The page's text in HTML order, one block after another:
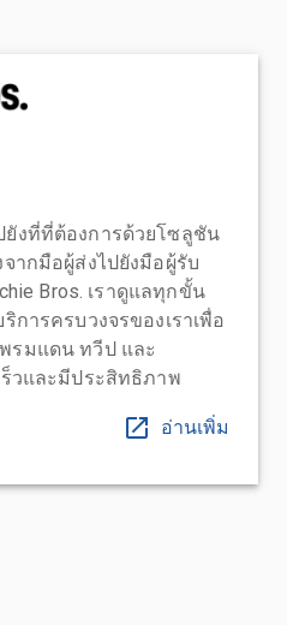
งที่ที่ต้องการด้วยโซลูชัน
ากมือผู้ส่งไปยังมือผู้รับ
Bros. เราดูแลทุกขั้น
การครบวงจรของเราเพื่อ
มแดน ทวีป และ
วและมีประสิทธิภาพ
อ่านเพิ่ม